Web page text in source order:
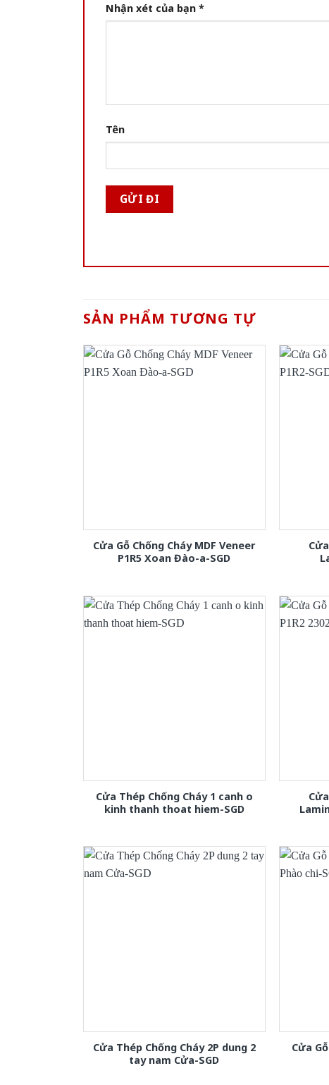
Nhận xét của bạn *
Tên
SẢN PHẨM TƯƠNG TỰ
Cửa Gỗ Chống Cháy MDF Veneer
P1R5 Xoan Đào-a-SGD
Cửa Thép Chống Cháy 1 canh o
kinh thanh thoat hiem-SGD
Cửa Thép Chống Cháy 2P dung 2
tay nam Cửa-SGD
Cửa